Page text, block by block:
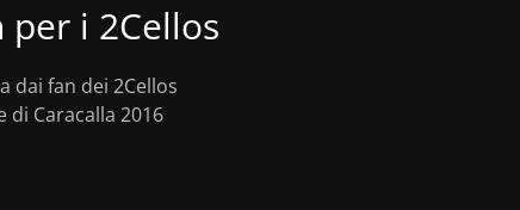
per i 2Cellos
dai fan dei 2Cellos
Caracalla 2016